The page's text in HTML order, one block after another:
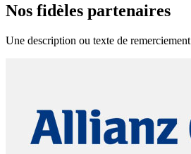
Nos fidèles partenaires
Une description ou texte de remerciement